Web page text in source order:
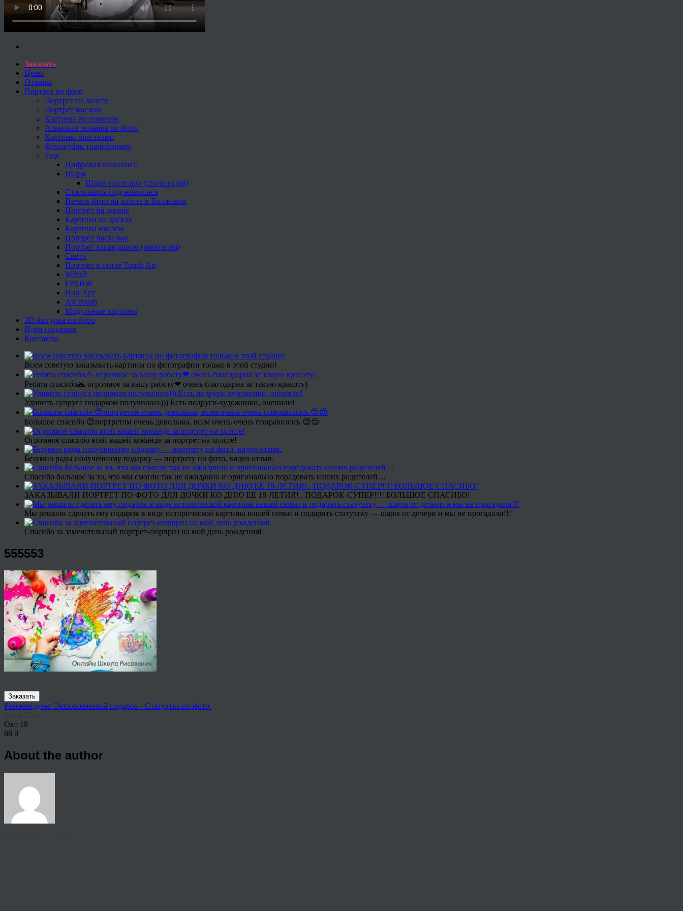
Заказать
Цены
Отзывы
Портрет по фото
Портрет на холсте
Портрет маслом
Картины по номерам
Алмазная мозаика по фото
Картины блестками
Фотокубик трансформер
Еще
Цифровая живопись
Шарж
Шарж пастелью (стилизация)
Стилизация под живопись
Печать фото на холсте в Волжском
Портрет на дереве
Картины на досках
Картины маслом
Портрет пастелью
Портрет карандашом (имитация)
Скетч
Портрет в стиле Touch Art
WPAP
ГРАНЖ
Поп Арт
Art Brush
Модульные картины
3D фигурка по фото
Идеи подарков
Контакты
Всем советую заказывать картины по фотографии только в этой студии!
Ребята спасибо🙏 огромное за вашу работу❤ очень благодарна за такую красоту)
Удивить супруга подарком получилось))) Есть подруги-художники, оценили!
Большое спасибо 😍портретом очень довольны, всем очень очень понравилось 😍😍
Огромное спасибо всей вашей команде за портрет на холсте!
Безумно рады полученному подарку — портрету по фото, видео отзыв.
Спасибо большое за то, что мы смогли так не ожиданно и оригинально порадовать наших родителей…
ЗАКАЗЫВАЛИ ПОРТРЕТ ПО ФОТО ДЛЯ ДОЧКИ КО ДНЮ ЕЕ 18-ЛЕТИЯ!.. ПОДАРОК-СУПЕР!!!! БОЛЬШОЕ СПАСИБО!
Мы решили сделать ему подарок в виде исторической картины нашей семьи и подарить статуэтку — шарж от дочери и мы не прогадали!!!
Спасибо за замечательный портрет-сюрприз на мой день рождения!
555553
Заказать
Рекомендуем: Эксклюзивный подарок - Статуэтка по фото.
Окт 18
88 0
About the author
View all articles by rauffri